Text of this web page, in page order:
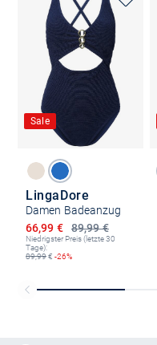
Sale
LingaDore
Damen Badeanzug
89,99 €
Ermäßigter Preis
66,99 €
Niedrigster Preis (letzte 30
Tage):
89,99€ -26%